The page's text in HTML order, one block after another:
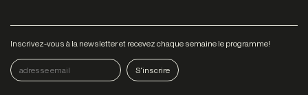
Inscrivez-vous à la newsletter et recevez chaque semaine le programme!